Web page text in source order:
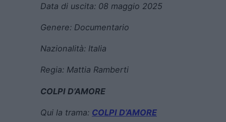
Data di uscita: 08 maggio 2025
Genere: Documentario
Nazionalità: Italia
Regia: Mattia Ramberti
COLPI D’AMORE
Qui la trama: COLPI D’AMORE